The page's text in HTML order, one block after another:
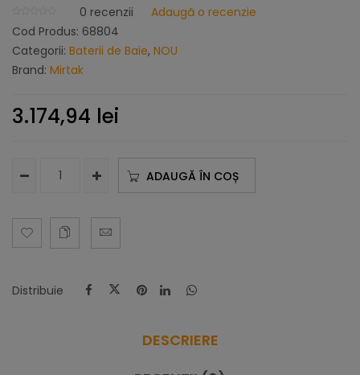
0 recenzii
Adaugă o recenzie
Cod Produs: 68804
Categorii: Baterii de Baie, NOU
Brand: Mirtak
3.174,94 lei
ADAUGĂ ÎN COȘ
Distribuie
DESCRIERE